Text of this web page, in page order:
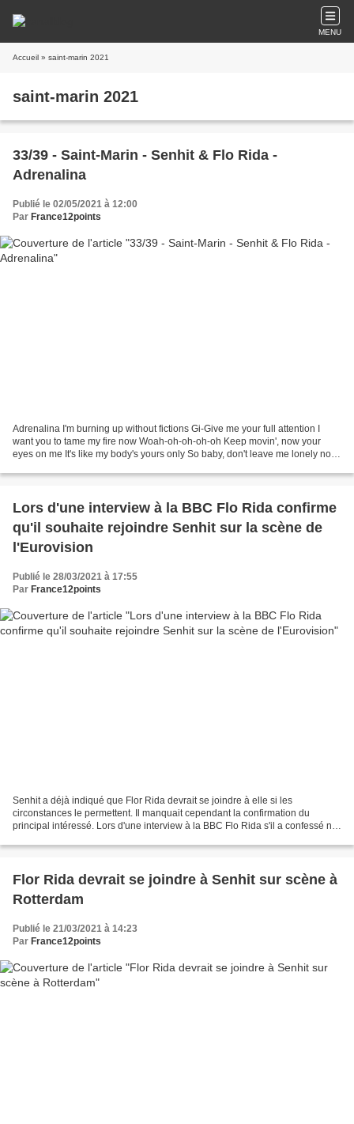
MENU
Accueil » saint-marin 2021
saint-marin 2021
33/39 - Saint-Marin - Senhit & Flo Rida -
Adrenalina
Publié le 02/05/2021 à 12:00
Par France12points
Adrenalina I'm burning up without fictions Gi-Give me your full attention I
want you to tame my fire now Woah-oh-oh-oh-oh Keep movin', now your
eyes on me It's like my body's yours only So baby, don't leave me lonely now
Lors d'une interview à la BBC Flo Rida confirme
qu'il souhaite rejoindre Senhit sur la scène de
l'Eurovision
Publié le 28/03/2021 à 17:55
Par France12points
Senhit a déjà indiqué que Flor Rida devrait se joindre à elle si les
circonstances le permettent. Il manquait cependant la confirmation du
principal intéressé. Lors d'une interview à la BBC Flo Rida s'il a confessé ne
Flor Rida devrait se joindre à Senhit sur scène à
Rotterdam
Publié le 21/03/2021 à 14:23
Par France12points